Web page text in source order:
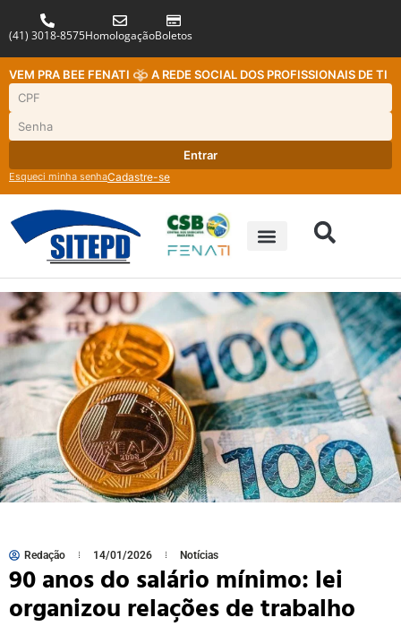
(41) 3018-8575HomologaçãoBoletos
VEM PRA BEE FENATI A REDE SOCIAL DOS PROFISSIONAIS DE TI
Entrar
Esqueci minha senhaCadastre-se
Redação 14/01/2026 Notícias
90 anos do salário mínimo: lei
organizou relações de trabalho